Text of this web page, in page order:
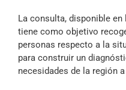
La consulta, disponible
tiene como objetivo
personas respecto a la
para construir un
necesidades de la región